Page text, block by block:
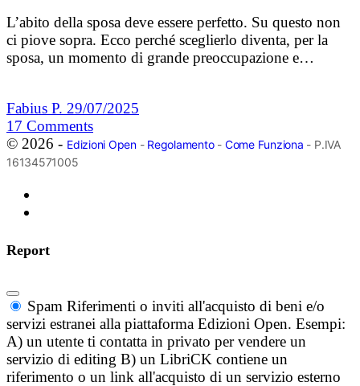
L’abito della sposa deve essere perfetto. Su questo non
ci piove sopra. Ecco perché sceglierlo diventa, per la
sposa, un momento di grande preoccupazione e…
Fabius P. 29/07/2025
17 Comments
© 2026 - Edizioni Open- Regolamento- Come Funziona - P.IVA
16134571005
Report
Spam Riferimenti o inviti all'acquisto di beni e/o
servizi estranei alla piattaforma Edizioni Open. Esempi:
A) un utente ti contatta in privato per vendere un
servizio di editing B) un LibriCK contiene un
riferimento o un link all'acquisto di un servizio esterno